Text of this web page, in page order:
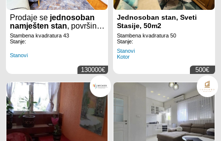
Prodaje se jednosoban
namješten stan, površine
43m2, u dijelu
grada
Stambena kvadratura 43
Stanje:
Stanovi
130000€
Jednosoban stan, Sveti
Stasije, 50m2
Stambena kvadratura 50
Stanje:
Stanovi
Kotor
500€